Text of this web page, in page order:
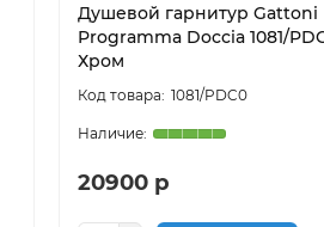
Душевой гарнитур Gattoni
Programma Doccia 1081/
Хром
1081/PDC0
20900 р